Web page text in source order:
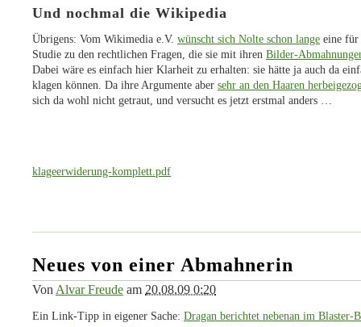
Und nochmal die Wikipedia
Übrigens: Vom Wikimedia e.V. wünscht sich Nolte schon lange eine für
Studie zu den rechtlichen Fragen, die sie mit ihren Bilder-
Dabei wäre es einfach hier Klarheit zu erhalten: sie hätte ja auch da
klagen können. Da ihre Argumente aber sehr an den Haaren
sich da wohl nicht getraut, und versucht es jetzt erstmal anders …
klageerwiderung-komplett.pdf
Neues von einer Abmahnerin
Von Alvar Freude am 20.08.09 0:20
Ein Link-Tipp in eigener Sache: Dragan berichtet nebenan im Blaster-